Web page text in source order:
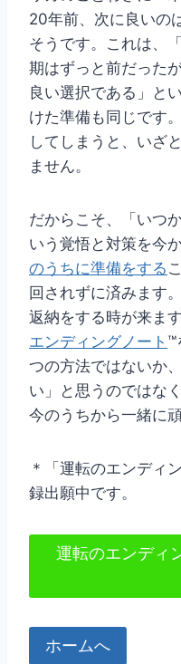
20年前、次に良いの
そうです。これは、
期はずっと前だった
良い選択である」と
けた準備も同じです
してしまうと、いざ
ません。
だからこそ、「いつ
いう覚悟と対策を今
のうちに準備をする
回されずに済みます
返納をする時が来ま
エンディングノート ™
つの方法ではないか
い」と思うのではな
今のうちから一緒に
＊「運転のエンディ
録出願中です。
運転のエンディ
ホームへ